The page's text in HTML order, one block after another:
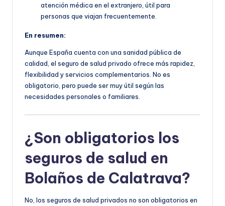
atención médica en el extranjero, útil para
personas que viajan frecuentemente.
En resumen:
Aunque España cuenta con una sanidad pública de
calidad, el seguro de salud privado ofrece más rapidez,
flexibilidad y servicios complementarios. No es
obligatorio, pero puede ser muy útil según las
necesidades personales o familiares.
¿Son obligatorios los
seguros de salud en
Bolaños de Calatrava?
No, los seguros de salud privados no son obligatorios en